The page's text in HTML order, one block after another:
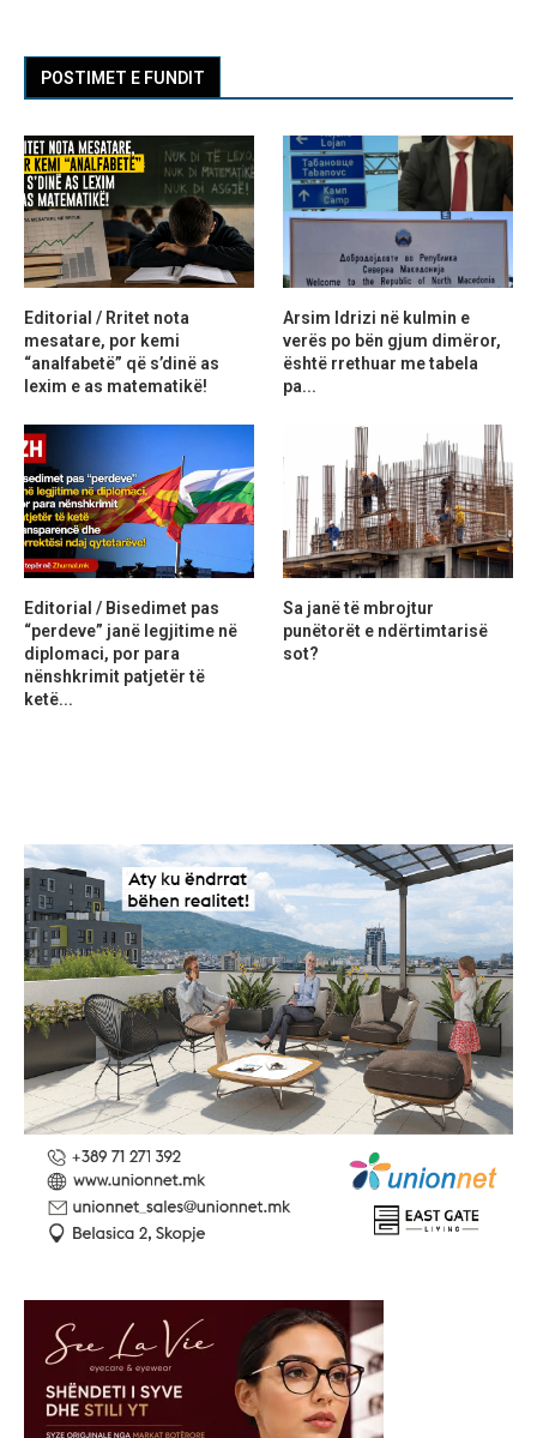
POSTIMET E FUNDIT
Editorial / Rritet nota
mesatare, por kemi
“analfabetë” që s’dinë as
lexim e as matematikë!
Arsim Idrizi në kulmin e
verës po bën gjum dimëror,
është rrethuar me tabela
pa...
Editorial / Bisedimet pas
“perdeve” janë legjitime në
diplomaci, por para
nënshkrimit patjetër të
ketë...
Sa janë të mbrojtur
punëtorët e ndërtimtarisë
sot?